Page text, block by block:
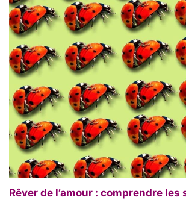
Rêver de l’amour : comprendre